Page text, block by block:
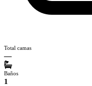
Total camas
—
Baños
1